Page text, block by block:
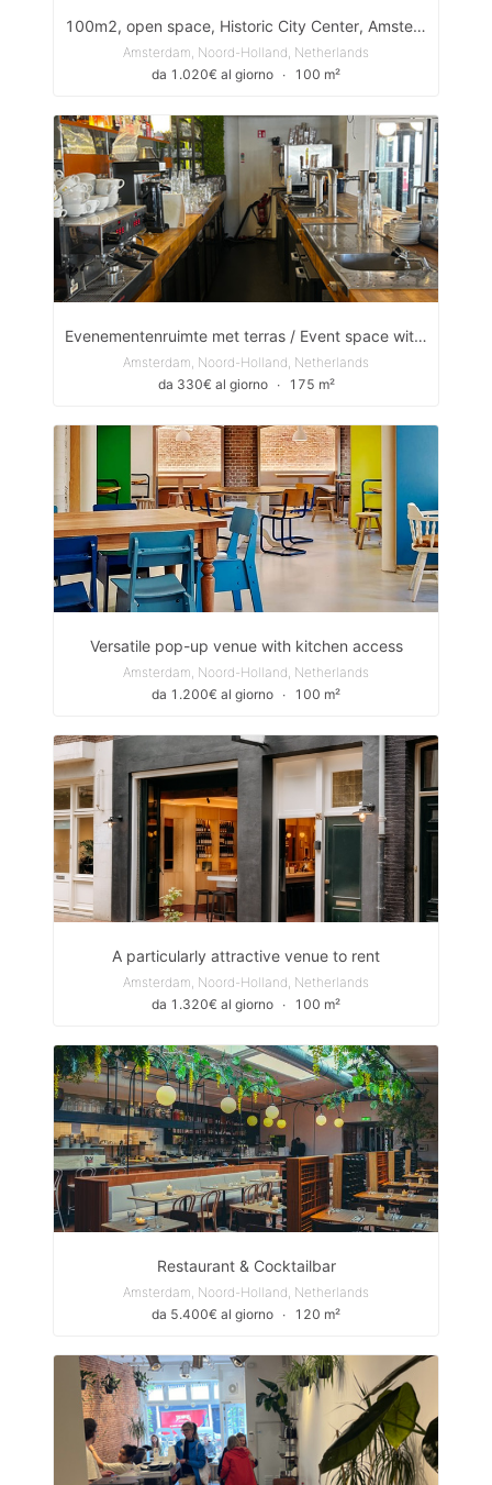
100m2, open space, Historic City Center, Amsterdam
Amsterdam, Noord-Holland, Netherlands
da 1.020€ al giorno ∙ 100 m²
Evenementenruimte met terras / Event space with a terrace
Amsterdam, Noord-Holland, Netherlands
da 330€ al giorno
∙ 175 m²
Versatile pop-up venue with kitchen access
Amsterdam, Noord-Holland, Netherlands
da 1.200€ al giorno ∙ 100 m²
A particularly attractive venue to rent
Amsterdam, Noord-Holland, Netherlands
da 1.320€ al giorno ∙ 100 m²
Restaurant & Cocktailbar
Amsterdam, Noord-Holland, Netherlands
da 5.400€ al giorno ∙ 120 m²